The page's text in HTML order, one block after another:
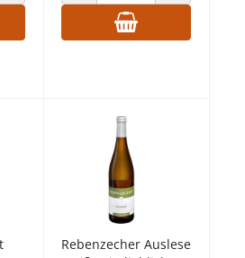
Rebenzecher Auslese